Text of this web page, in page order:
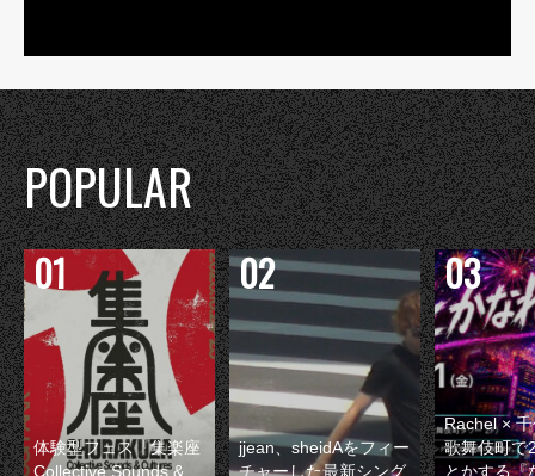
POPULAR
体験型フェス『集楽座
Collective Sounds &
jjean、sheidAをフィー
チャーした最新シング
Rachel ×
歌舞伎町で
とかする『